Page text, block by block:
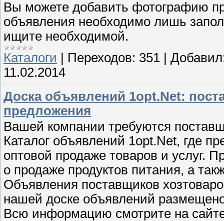
Вы можете добавить фотографию
объявления необходимо лишь
ищите необходимой.
Каталоги
Переходов: 351
11.02.2014
Доска объявлений 1opt.Net:
предложения
Вашей компании требуются
Каталог объявлений 1opt.Net, где
оптовой продаже товаров и услуг.
о продаже продуктов питания, а
Объявления поставщиков
нашей доске объявлений
Всю информацию смотрите на